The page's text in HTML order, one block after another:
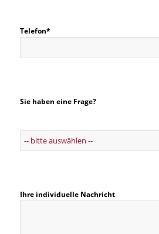
Telefon*
Sie haben eine Frage?
Ihre individuelle Nachricht